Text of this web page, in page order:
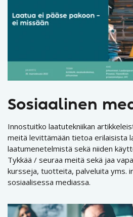
Sosiaalinen
Innostuitko laatutekniikan
meitä levittämään tietoa erilaisista
laatumenetelmistä sekä niiden
Tykkää / seuraa meitä sekä jaa
kursseja, tuotteita, palveluita yms.
sosiaalisessa mediassa.